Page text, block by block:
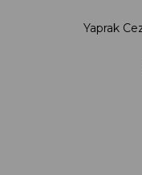
Yaprak